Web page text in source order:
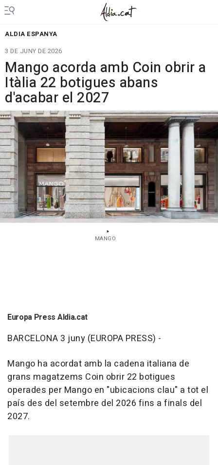
ALDIA ESPANYA
3 DE JUNY DE 2026
Mango acorda amb Coin obrir a
Itàlia 22 botigues abans
d'acabar el 2027
MANGO
Europa Press Aldia.cat
BARCELONA 3 juny (EUROPA PRESS) -
Mango ha acordat amb la cadena italiana de
grans magatzems Coin obrir 22 botigues
operades per Mango en "ubicacions clau" a tot el
país des del setembre del 2026 fins a finals del
2027.